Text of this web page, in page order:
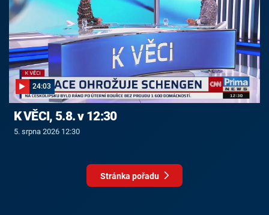
24:03
K VĚCI, 5.8. v 12:30
5. srpna 2026 12:30
Stránka pořadu